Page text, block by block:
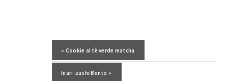
Post precedente:
« Cookie al tè verde matcha
Post successivo:
Inari-zushi Bento »